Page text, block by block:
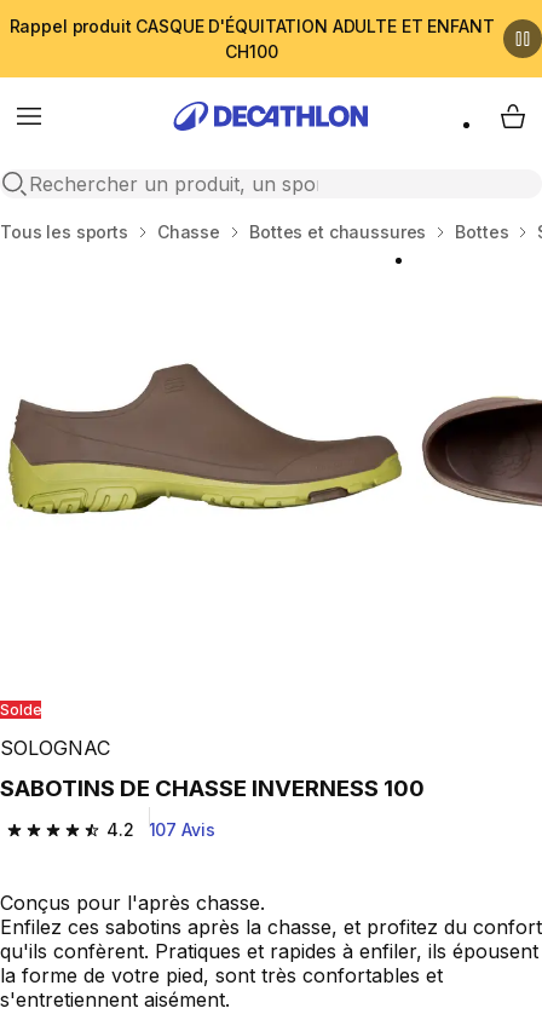
Rappel produit CASQUE D'ÉQUITATION ADULTE ET ENFANT
CH100
Menu
Open search
My
Accueil
Tous les sports Chasse Bottes et chaussures Bottes
Solde
SOLOGNAC
SABOTINS DE CHASSE INVERNESS 100
4.2
4.2 out of 5 stars from 107 reviews
107 Avis
Conçus pour l'après chasse.
Enfilez ces sabotins après la chasse, et profitez du confort
qu'ils confèrent. Pratiques et rapides à enfiler, ils épousent
la forme de votre pied, sont très confortables et
s'entretiennent aisément.